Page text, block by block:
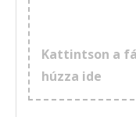
Kattintson a
húzza ide